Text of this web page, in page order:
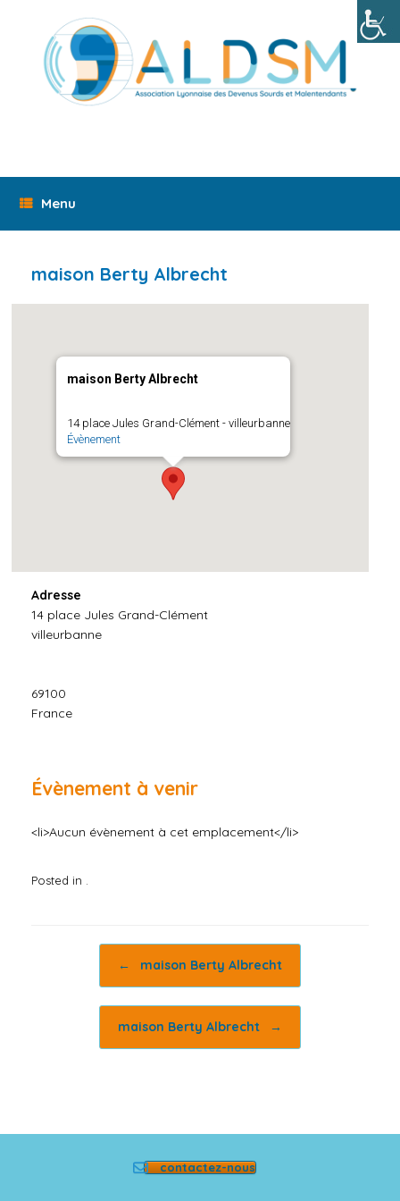
Menu
maison Berty Albrecht
maison Berty Albrecht
14 place Jules Grand-Clément - villeurbanne
Évènement
Adresse
14 place Jules Grand-Clément
villeurbanne
69100
France
Évènement à venir
<li>Aucun évènement à cet emplacement</li>
Posted in .
← maison Berty Albrecht
maison Berty Albrecht →
contactez-nous